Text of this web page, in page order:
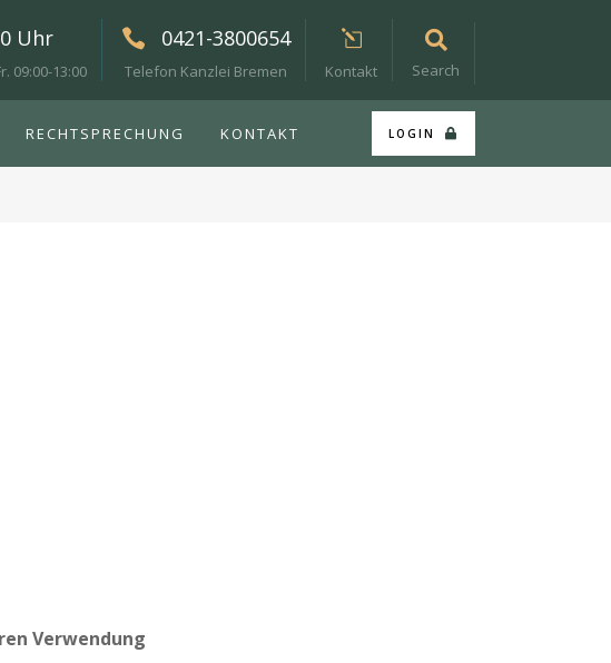
Uhr
09:00-13:00
0421-3800654
Telefon Kanzlei Bremen Kontakt Search
RECHTSPRECHUNG KONTAKT LOGIN
Verwendung